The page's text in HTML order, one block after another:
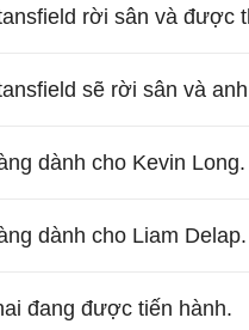
rời sân và được
sẽ rời sân và
dành cho Kevin Long.
dành cho Liam Delap.
đang được tiến hành.